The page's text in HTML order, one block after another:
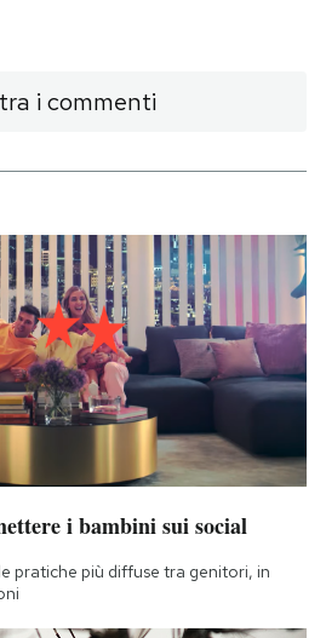
i commenti
i bambini sui social
pratiche più diffuse tra genitori, in